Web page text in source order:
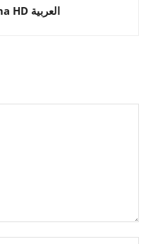
Turkish Drama HD العربية